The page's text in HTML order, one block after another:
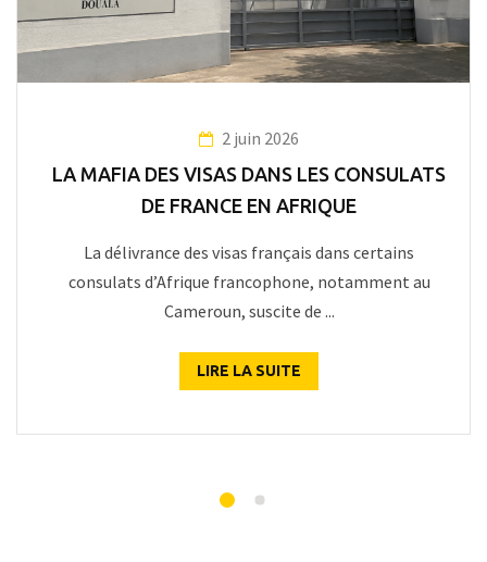
2 juin 2026
LA MAFIA DES VISAS DANS LES CONSULATS
DE FRANCE EN AFRIQUE
La délivrance des visas français dans certains
consulats d’Afrique francophone, notamment au
Cameroun, suscite de ...
LIRE LA SUITE